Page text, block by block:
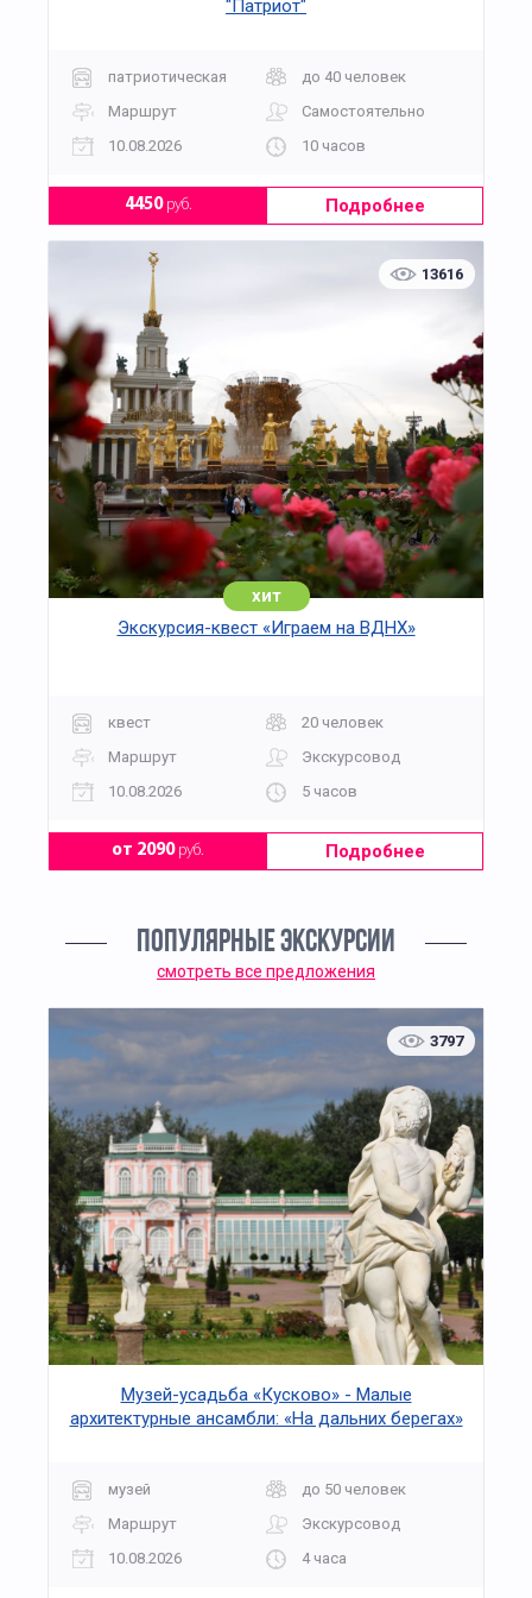
"Патриот"
патриотическая
до 40 человек
Маршрут
Самостоятельно
10.08.2026
10 часов
4450руб. Подробнее
13616
хит
Экскурсия-квест «Играем на ВДНХ»
квест
20 человек
Маршрут
Экскурсовод
10.08.2026
5 часов
от 2090руб. Подробнее
ПОПУЛЯРНЫЕ ЭКСКУРСИИ
смотреть все предложения
3797
Музей-усадьба «Кусково» - Малые
архитектурные ансамбли: «На дальних берегах»
музей
до 50 человек
Маршрут
Экскурсовод
10.08.2026
4 часа